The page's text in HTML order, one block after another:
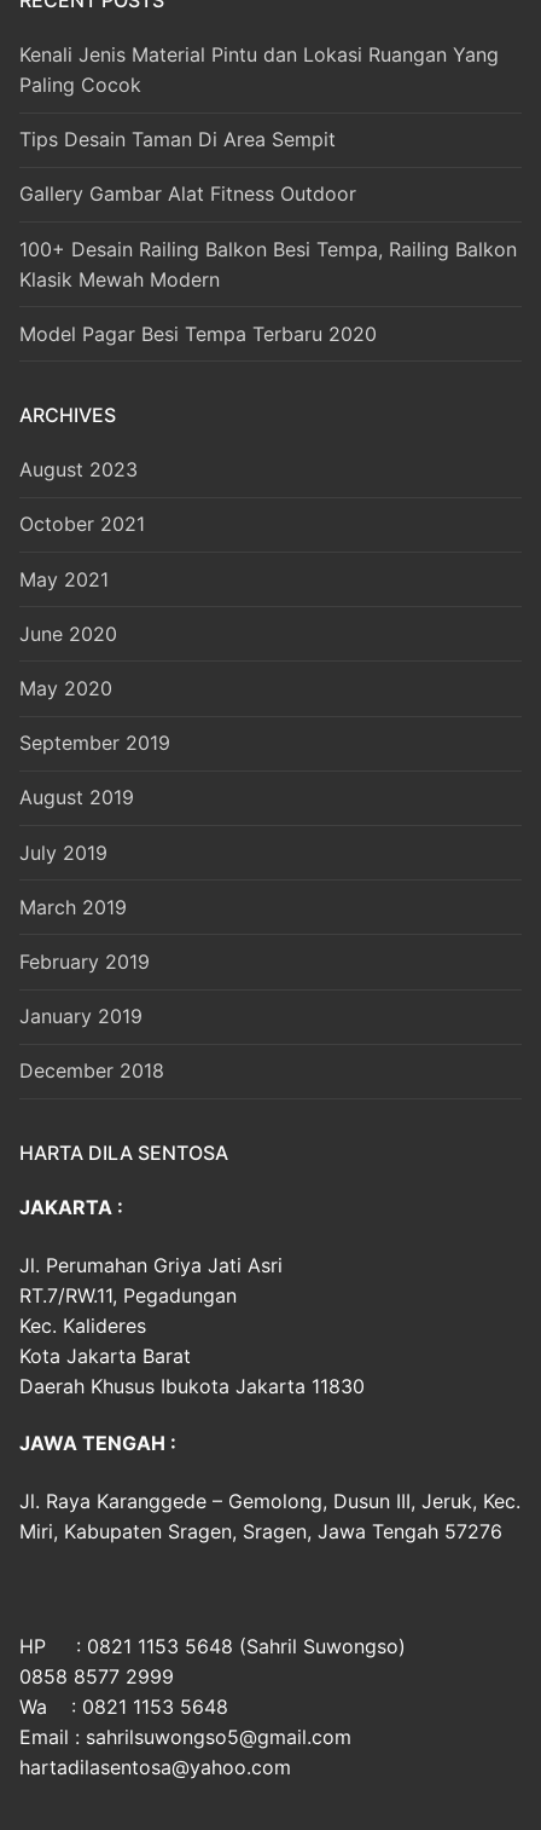
Kenali Jenis Material Pintu dan Lokasi Ruangan Yang
Paling Cocok
Tips Desain Taman Di Area Sempit
Gallery Gambar Alat Fitness Outdoor
100+ Desain Railing Balkon Besi Tempa, Railing Balkon
Klasik Mewah Modern
Model Pagar Besi Tempa Terbaru 2020
ARCHIVES
August 2023
October 2021
May 2021
June 2020
May 2020
September 2019
August 2019
July 2019
March 2019
February 2019
January 2019
December 2018
HARTA DILA SENTOSA
JAKARTA :
Jl. Perumahan Griya Jati Asri
RT.7/RW.11, Pegadungan
Kec. Kalideres
Kota Jakarta Barat
Daerah Khusus Ibukota Jakarta 11830
JAWA TENGAH :
Jl. Raya Karanggede – Gemolong, Dusun III, Jeruk, Kec.
Miri, Kabupaten Sragen, Sragen, Jawa Tengah 57276
HP : 0821 1153 5648 (Sahril Suwongso)
0858 8577 2999
Wa : 0821 1153 5648
Email : sahrilsuwongso5@gmail.com
hartadilasentosa@yahoo.com